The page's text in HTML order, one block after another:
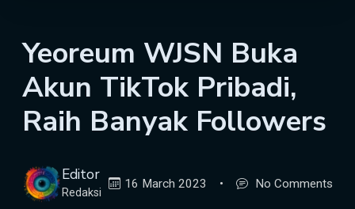
Yeoreum WJSN Buka
Akun TikTok Pribadi,
Raih Banyak Followers
Editor
Redaksi
16 March 2023 • No Comments